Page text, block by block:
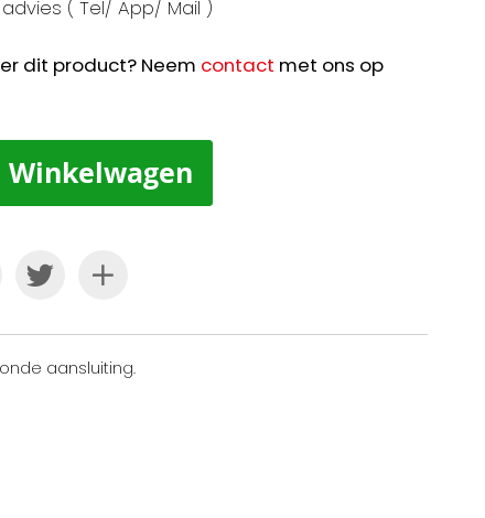
( Tel/ App/ Mail )
dit product? Neem contact met ons op
Winkelwagen
aansluiting.